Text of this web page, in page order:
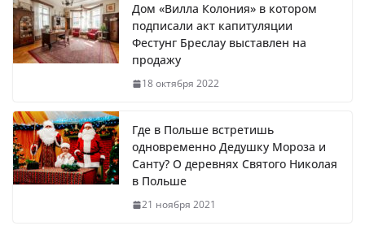
Дом «Вилла Колония» в котором
подписали акт капитуляции
Фестунг Бреслау выставлен на
продажу
18 октября 2022
Где в Польше встретишь
одновременно Дедушку Мороза и
Санту? О деревнях Святого Николая
в Польше
21 ноября 2021